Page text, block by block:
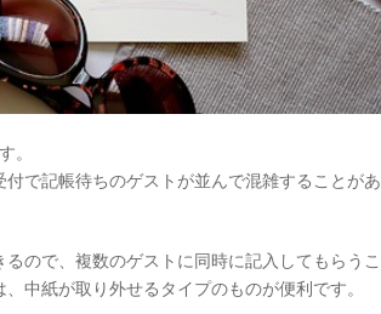
。
で記帳待ちのゲストが並んで混雑することがあ
ので、複数のゲストに同時に記入してもらうこ
中紙が取り外せるタイプのものが便利です。